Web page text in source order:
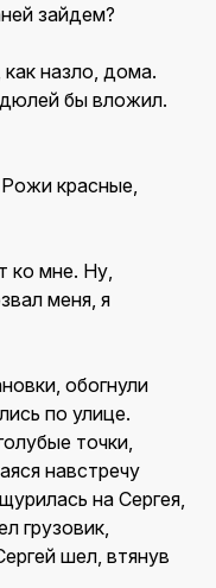
зайдем?
назло, дома.
бы вложил.
красные,
ко мне. Ну,
меня, я
обогнули
по улице.
точки,
навстречу
на Сергея,
грузовик,
шел, втянув